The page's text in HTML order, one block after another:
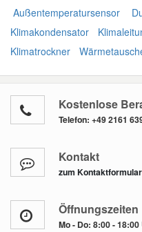
Außentemperatursensor
Klimakondensator
Klimatrockner
Kostenlose
Telefon: +49 2161
Kontakt
zum Kontaktformular
Öffnungszeiten
Mo - Do: 8:00 -